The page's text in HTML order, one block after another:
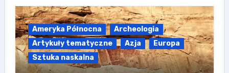
Ameryka Północna
Archeologia
Artykuły tematyczne
Azja
Europa
Sztuka naskalna